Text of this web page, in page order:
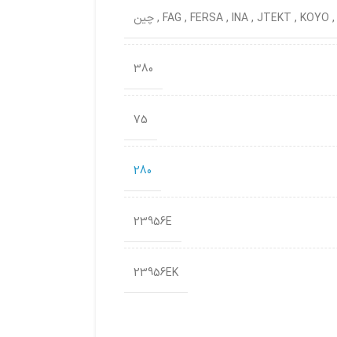
FAG , FERSA , INA , JTEKT , KOYO ,
,چین
380
75
280
23956E
23956EK